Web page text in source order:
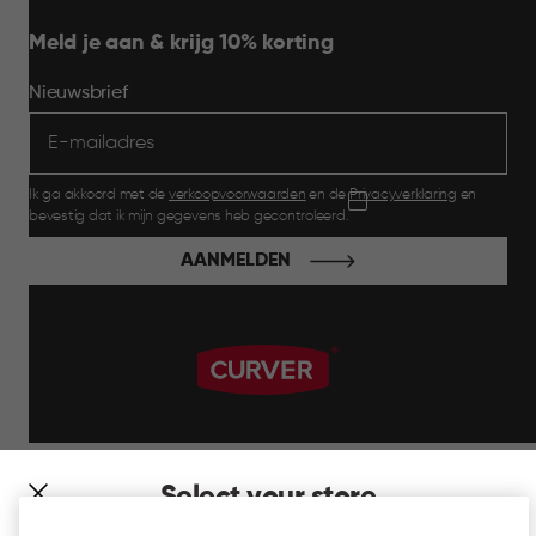
Select your store
Meld je aan & krijg 10% korting
Nieuwsbrief
Ik ga akkoord met de verkoopvoorwaarden en dePrivacyverklaring en
bevestig dat ik mijn gegevens heb gecontroleerd.
AANMELDEN